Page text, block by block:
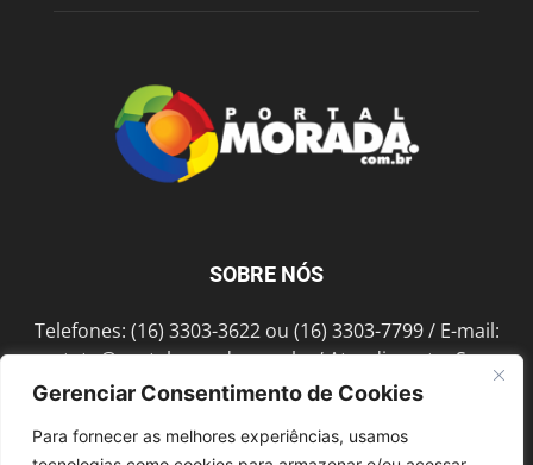
Gerenciar Consentimento de Cookies
Para fornecer as melhores experiências, usamos
SOBRE NÓS
Telefones: (16) 3303-3622 ou (16) 3303-7799 / E-mail:
contato@portalmorada.com.br/ Atendimento: Seg a
Sex das 8h às 18h / Endereço: Av. Bento de Abreu, 889